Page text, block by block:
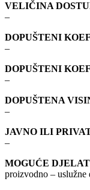
VELIČINA
–
DOPUŠTENI
–
DOPUŠTENI
–
DOPUŠTENA
–
JAVNO ILI
–
MOGUĆE
proizvodno – uslužne